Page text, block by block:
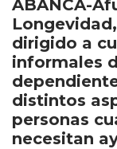
ABANCA-
dirigido a
informales
distintos
personas
necesitan